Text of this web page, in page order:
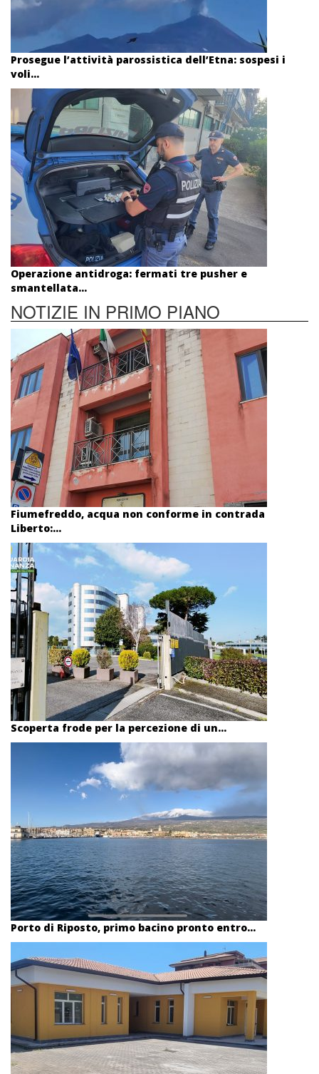
Prosegue l’attività parossistica dell’Etna: sospesi i
voli...
Operazione antidroga: fermati tre pusher e
smantellata...
NOTIZIE IN PRIMO PIANO
Fiumefreddo, acqua non conforme in contrada
Liberto:...
Scoperta frode per la percezione di un...
Porto di Riposto, primo bacino pronto entro...